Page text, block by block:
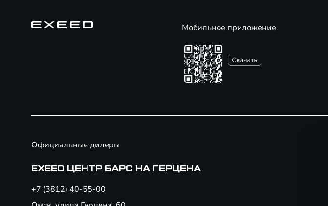
Мобильное приложение
Официальные дилеры
EXEED ЦЕНТР БАРС НА ГЕРЦЕНА
+7 (3812) 40-55-00